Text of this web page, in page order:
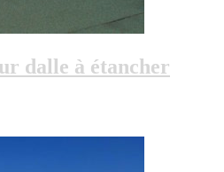
dalle à étancher